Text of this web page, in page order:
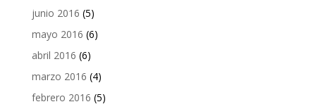
junio 2016 (5)
mayo 2016 (6)
abril 2016 (6)
marzo 2016 (4)
febrero 2016 (5)